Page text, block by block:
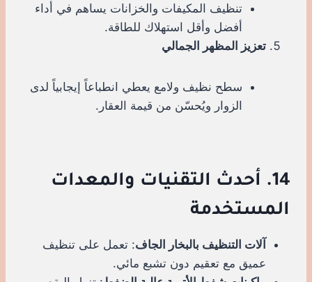
تنظيف المكيفات والخزانات يساهم في أداء
أفضل وأقل استهلاك للطاقة.
تعزيز المظهر الجمالي
سطح نظيف ولامع يعطي انطباعاً إيجابياً لدى
الزوار ويُحسّن من قيمة العقار.
14. أحدث التقنيات والمعدات
المستخدمة
آلات التنظيف بالبخار الجاف: تعمل على تنظيف
عميق مع تعقيم دون تشبع مائي.